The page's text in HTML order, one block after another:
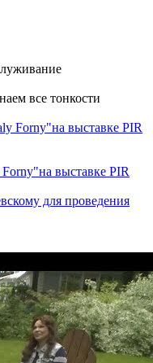
все тонкости
выставке PIR
для проведения